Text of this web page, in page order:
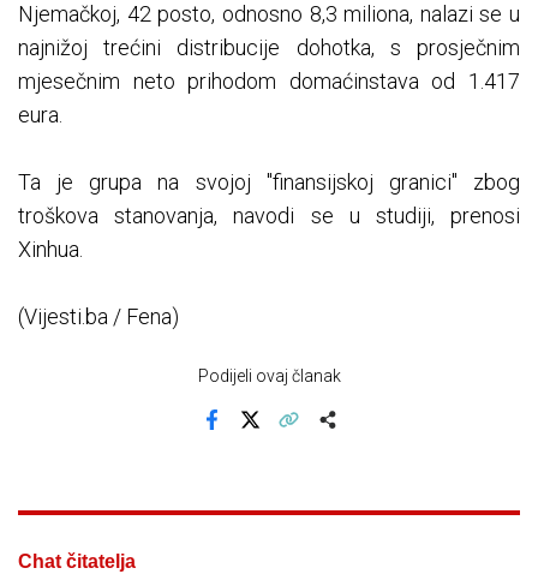
Njemačkoj, 42 posto, odnosno 8,3 miliona, nalazi se u
najnižoj trećini distribucije dohotka, s prosječnim
mjesečnim neto prihodom domaćinstava od 1.417
eura.
Ta je grupa na svojoj "finansijskoj granici" zbog
troškova stanovanja, navodi se u studiji, prenosi
Xinhua.
(Vijesti.ba / Fena)
Podijeli ovaj članak
Chat čitatelja